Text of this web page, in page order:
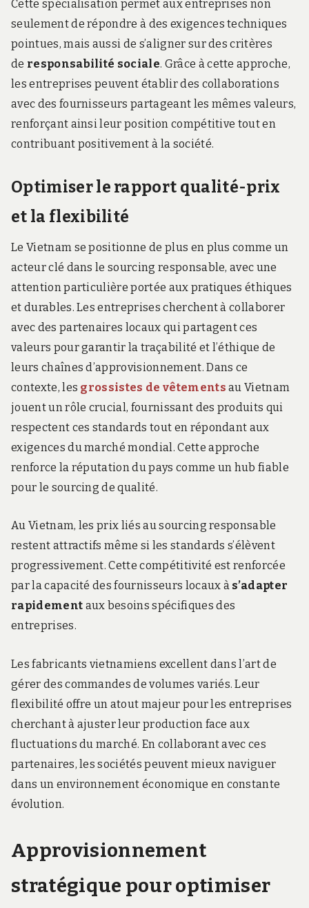
Cette spécialisation permet aux entreprises non
seulement de répondre à des exigences techniques
pointues, mais aussi de s’aligner sur des critères
de responsabilité sociale. Grâce à cette approche,
les entreprises peuvent établir des collaborations
avec des fournisseurs partageant les mêmes valeurs,
renforçant ainsi leur position compétitive tout en
contribuant positivement à la société.
Optimiser le rapport qualité-prix
et la flexibilité
Le Vietnam se positionne de plus en plus comme un
acteur clé dans le sourcing responsable, avec une
attention particulière portée aux pratiques éthiques
et durables. Les entreprises cherchent à collaborer
avec des partenaires locaux qui partagent ces
valeurs pour garantir la traçabilité et l’éthique de
leurs chaînes d’approvisionnement. Dans ce
contexte, les grossistes de vêtements au Vietnam
jouent un rôle crucial, fournissant des produits qui
respectent ces standards tout en répondant aux
exigences du marché mondial. Cette approche
renforce la réputation du pays comme un hub fiable
pour le sourcing de qualité.
Au Vietnam, les prix liés au sourcing responsable
restent attractifs même si les standards s’élèvent
progressivement. Cette compétitivité est renforcée
par la capacité des fournisseurs locaux à s’adapter
rapidement aux besoins spécifiques des
entreprises.
Les fabricants vietnamiens excellent dans l’art de
gérer des commandes de volumes variés. Leur
flexibilité offre un atout majeur pour les entreprises
cherchant à ajuster leur production face aux
fluctuations du marché. En collaborant avec ces
partenaires, les sociétés peuvent mieux naviguer
dans un environnement économique en constante
évolution.
Approvisionnement
stratégique pour optimiser